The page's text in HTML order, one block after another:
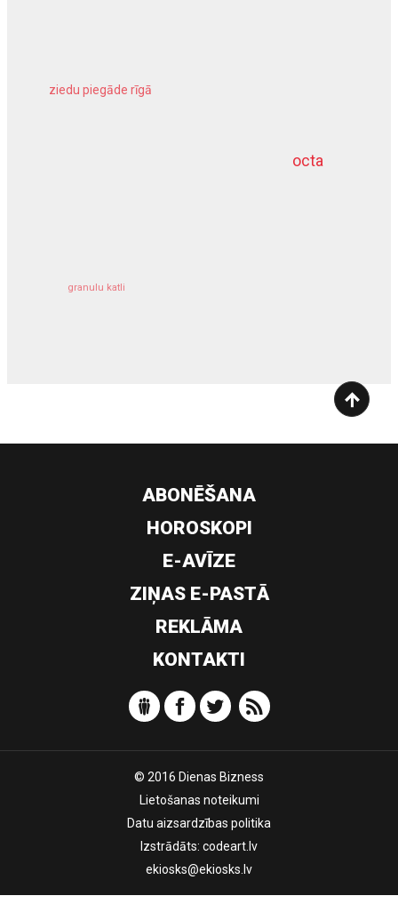
octa
ziedu piegāde rīgā
granulu katli
dziļurbums
ABONĒŠANA
HOROSKOPI
E-AVĪZE
ZIŅAS E-PASTĀ
REKLĀMA
KONTAKTI
© 2016 Dienas Bizness
Lietošanas noteikumi
Datu aizsardzības politika
Izstrādāts: codeart.lv
ekiosks@ekiosks.lv